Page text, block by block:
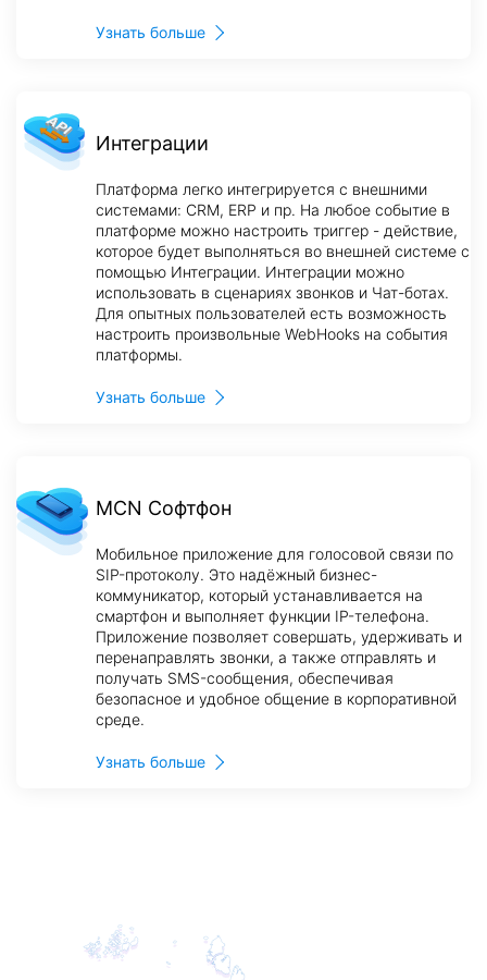
Узнать больше
Интеграции
Платформа легко интегрируется с внешними
системами: CRM, ERP и пр. На любое событие в
платформе можно настроить триггер - действие,
которое будет выполняться во внешней системе с
помощью Интеграции. Интеграции можно
использовать в сценариях звонков и Чат-ботах.
Для опытных пользователей есть возможность
настроить произвольные WebHooks на события
платформы.
Узнать больше
MCN Софтфон
Мобильное приложение для голосовой связи по
SIP-протоколу. Это надёжный бизнес-
коммуникатор, который устанавливается на
смартфон и выполняет функции IP-телефона.
Приложение позволяет совершать, удерживать и
перенаправлять звонки, а также отправлять и
получать SMS-сообщения, обеспечивая
безопасное и удобное общение в корпоративной
среде.
Узнать больше